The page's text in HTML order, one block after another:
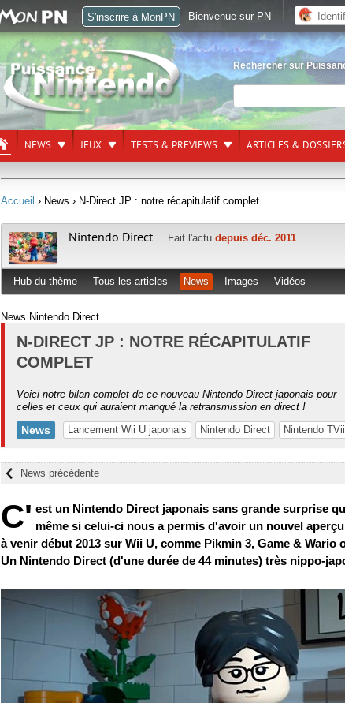
Rechercher sur
NEWS JEUX TESTS & PREVIEWS ARTICLES &
Accueil › News › N-Direct JP : notre récapitulatif complet
Nintendo Direct Fait l'actu depuis déc. 2011
Hub du thème Tous les articles News Images Vidéos
News Nintendo Direct
N-DIRECT JP : NOTRE RÉCAPITULATIF
COMPLET
Voici notre bilan complet de ce nouveau Nintendo Direct japonais pour
celles et ceux qui auraient manqué la retransmission en direct !
News Lancement Wii U japonais Nintendo Direct Nintendo TVii
News précédente
C' est un Nintendo Direct japonais sans grande surprise
même si celui-ci nous a permis d'avoir un nouvel
à venir début 2013 sur Wii U, comme Pikmin 3, Game & Wario
Un Nintendo Direct (d'une durée de 44 minutes) très nippo-
S'inscrire à MonPN Bienvenue sur PN